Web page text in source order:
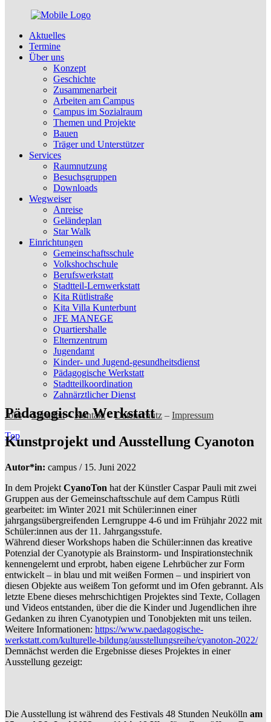
Aktuelles
Termine
Über uns
Konzept
Geschichte
Zusammenarbeit
Arbeiten am Campus
Campus im Sozialraum
Themen und Projekte
Bauen
Träger und Unterstützer
Services
Raumnutzung
Besuchsgruppen
Downloads
Wegweiser
Anreise
Geländeplan
Star Walk
Einrichtungen
Gemeinschaftsschule
Volkshochschule
Berufswerkstatt
Stadtteil-Lernwerkstatt
Kita Rütlistraße
Kita Villa Kunterbunt
JFE MANEGE
Quartiershalle
Elternzentrum
Jugendamt
Kinder- und Jugend-gesundheitsdienst
Pädagogische Werkstatt
Stadtteilkoordination
Zahnärztlicher Dienst
Jobs–Spenden–Kontakt–Datenschutz – Impressum
Top
Pädagogische Werkstatt
Kunstprojekt und Ausstellung Cyanoton
Autor*in: campus / 15. Juni 2022
In dem Projekt CyanoTon hat der Künstler Caspar Pauli mit zwei
Gruppen aus der Gemeinschaftsschule auf dem Campus Rütli
gearbeitet: im Winter 2021 mit Schüler:innen einer
jahrgangsübergreifenden Lerngruppe 4-6 und im Frühjahr 2022 mit
Schüler:innen aus der 11. Jahrgangsstufe.
Während dieser Workshops haben die Schüler:innen das kreative
Potenzial der Cyanotypie als Brainstorm- und Inspirationstechnik
kennengelernt und erprobt, haben eigene Lehrbücher zur Form
entwickelt – in blau und mit weißen Formen – und inspiriert von
diesen Objekte aus weißem Ton geformt und im Ofen gebrannt. Als
letzte Ebene dieses mehrschichtigen Projektes sind Texte, Collagen
und Videos entstanden, über die die Kinder und Jugendlichen ihre
Gedanken zu ihren Cyanotypien und Tonobjekten mit uns teilen.
Weitere Informationen: https://www.paedagogische-
werkstatt.com/kulturelle-bildung/ausstellungsreihe/cyanoton-2022/
Demnächst werden die Ergebnisse dieses Projektes in einer
Ausstellung gezeigt:
Die Ausstellung ist während des Festivals 48 Stunden Neukölln am